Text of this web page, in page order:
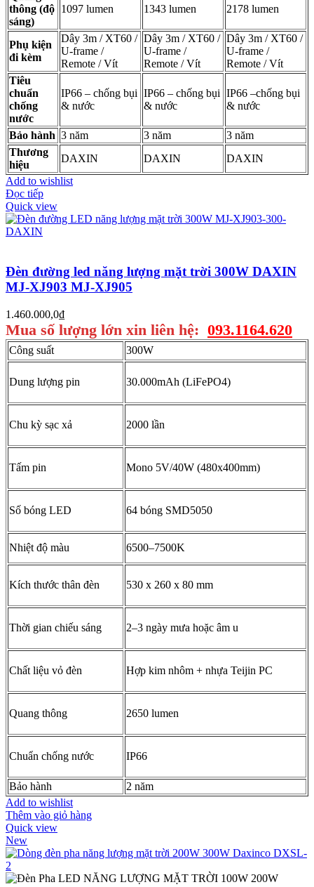
thông (độ
sáng)
1097 lumen 1343 lumen 2178 lumen
Phụ kiện
đi kèm
Dây 3m / XT60 /
U-frame /
Remote / Vít
Dây 3m / XT60 /
U-frame /
Remote / Vít
Dây 3m / XT60 /
U-frame /
Remote / Vít
Tiêu
chuẩn
chống
nước
IP66 – chống bụi
& nước
IP66 – chống bụi
& nước
IP66 –chống bụi
& nước
Bảo hành 3 năm 3 năm
3 năm
Thương
hiệu
DAXIN DAXIN
DAXIN
Add to wishlist
Đọc tiếp
Quick view
Đèn đường led năng lượng mặt trời 300W DAXIN
MJ-XJ903 MJ-XJ905
1.460.000,0₫
Mua số lượng lớn xin liên hệ: 093.1164.620
Công suất 300W
Dung lượng pin 30.000mAh (LiFePO4)
Chu kỳ sạc xả 2000 lần
Tấm pin Mono 5V/40W (480x400mm)
Số bóng LED 64 bóng SMD5050
Nhiệt độ màu 6500–7500K
Kích thước thân đèn 530 x 260 x 80 mm
Thời gian chiếu sáng 2–3 ngày mưa hoặc âm u
Chất liệu vỏ đèn Hợp kim nhôm + nhựa Teijin PC
Quang thông 2650 lumen
Chuẩn chống nước IP66
Bảo hành
2 năm
Add to wishlist
Thêm vào giỏ hàng
Quick view
New